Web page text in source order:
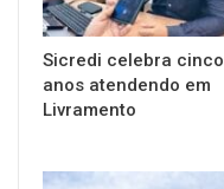
Sicredi celebra cinco
anos atendendo em
Livramento